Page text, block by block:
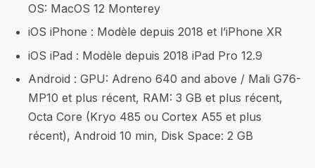
OS: MacOS 12 Monterey
iOS iPhone : Modèle depuis 2018 et l’iPhone XR
iOS iPad : Modèle depuis 2018 iPad Pro 12.9
Android : GPU: Adreno 640 and above / Mali G76-
MP10 et plus récent, RAM: 3 GB et plus récent,
Octa Core (Kryo 485 ou Cortex A55 et plus
récent), Android 10 min, Disk Space: 2 GB